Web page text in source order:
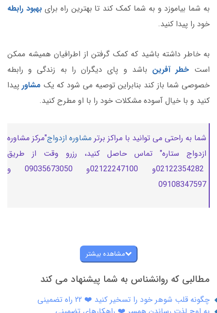
به شما بیاموزد و به شما کمک کند تا بهترین راه برای بهبود رابطه
خود را پیدا کنید.
به خاطر داشته باشید که کمک گرفتن از اطرافیان همیشه ممکن
است خطر آفرین باشد و پای دیگران را به زندگی و رابطه
خصوصی شما باز کند بنابراین توصیه می شود که یک مشاور پیدا
کنید و با خیال آسوده مشکلات خود را با او مطرح کنید.
شما به راحتی می توانید با مراکز برتر مشاوره ازدواج"مرکز مشاوره
ازدواج ستاره" تماس حاصل کنید، رزرو وقت از طریق
02122354282و 02122247100و 09035673050 و
09108347597
مشاهده بیشتر
مطالبی که روانشناس به شما پیشنهاد می کند
چگونه قلب شوهر خود را تسخیر کنید ❤️ 22 راه تضمینی